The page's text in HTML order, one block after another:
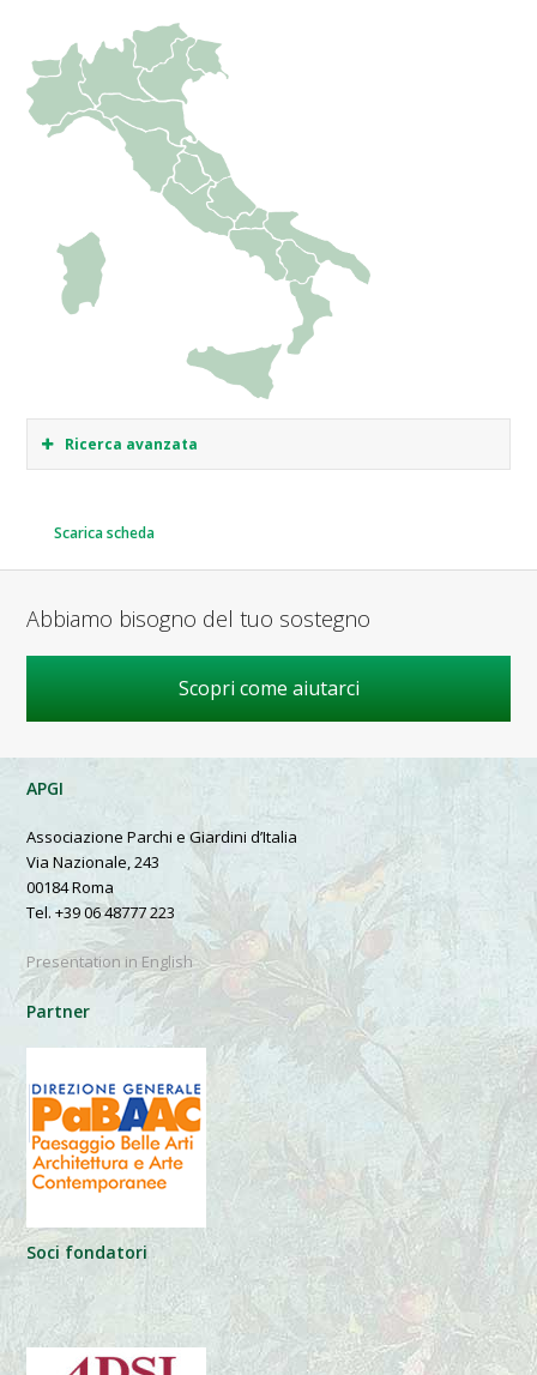
Ricerca avanzata
Scarica scheda
Abbiamo bisogno del tuo sostegno
Scopri come aiutarci
APGI
Associazione Parchi e Giardini d’Italia
Via Nazionale, 243
00184 Roma
Tel. +39 06 48777 223
Presentation in English
Partner
Soci fondatori